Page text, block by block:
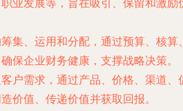
业发展等，旨在吸引、保留和激励
筹集、运用和分配，通过预算、核算
保企业财务健康，支撑战略决策。
客户需求，通过产品、价格、渠道、
价值、传递价值并获取回报。